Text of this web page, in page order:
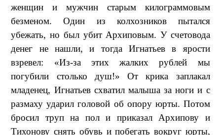
женщин и мужчин старым килограммовым
безменом. Один из колхозников пытался
убежать, но был убит Архиповым. У счетовода
денег не нашли, и тогда Игнатьев в ярости
взревел: «Из-за этих жалких рублей мы
погубили столько душ!» От крика заплакал
младенец, Игнатьев схватил малыша за ноги и с
размаху ударил головой об опору юрты. Потом
бросил труп на пол и приказал Архипову и
Тихонову снять обувь и побегать вокруг юрты,